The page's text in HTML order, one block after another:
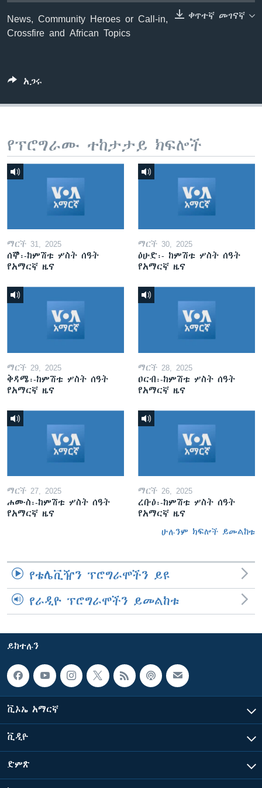
ቀጥተኛ መገናኛ
News, Community Heroes or Call-in,
Crossfire and African Topics
አጋሩ
የፕሮግራሙ ተከታታይ ክፍሎች
ማርች 31, 2025
ሰኞ፡-ከምሽቱ ሦስት ሰዓት
የአማርኛ ዜና
ማርች 30, 2025
ዕሁድ፡- ከምሽቱ ሦስት ሰዓት
የአማርኛ ዜና
ማርች 29, 2025
ቅዳሜ፡-ከምሽቱ ሦስት ሰዓት
የአማርኛ ዜና
ማርች 28, 2025
ዐርብ፡-ከምሽቱ ሦስት ሰዓት
የአማርኛ ዜና
ማርች 27, 2025
ሐሙስ፡-ከምሽቱ ሦስት ሰዓት
የአማርኛ ዜና
ማርች 26, 2025
ረቡዕ፡-ከምሽቱ ሦስት ሰዓት
የአማርኛ ዜና
ሁሉንም ክፍሎች ይመልከቱ
የቴሌቪዥን ፕሮግራሞችን ይዩ
የራዲዮ ፕሮግራሞችን ይመልከቱ
ይከተሉን
ቪኦኤ አማርኛ
ቪዲዮ
ድምጽ